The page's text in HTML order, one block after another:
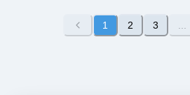
1 2 3